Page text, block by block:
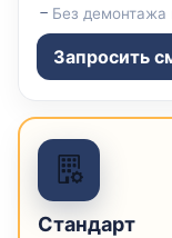
Без демонтажа
Запросить
Стандарт